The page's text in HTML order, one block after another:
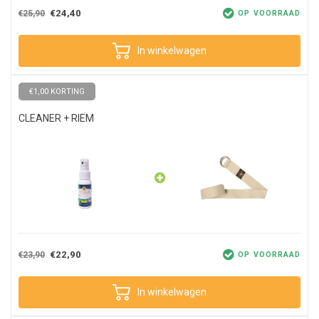
€25,90 €24,40 OP VOORRAAD
In winkelwagen
€1,00 KORTING
CLEANER + RIEM
€23,90 €22,90 OP VOORRAAD
In winkelwagen